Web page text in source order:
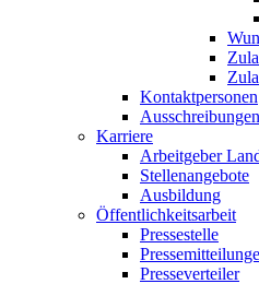
Kontaktpersonen
Ausschreibungen
Karriere
Arbeitgeber
Stellenangebote
Ausbildung
Öffentlichkeitsarbeit
Pressestelle
Presseverteiler